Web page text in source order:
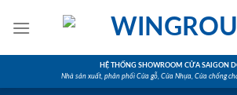
HỆ THỐNG SHOWROOM CỬA SAIGON
Nhà sản xuất, phân phối Cửa gỗ, Cửa Nhựa, Cửa chống